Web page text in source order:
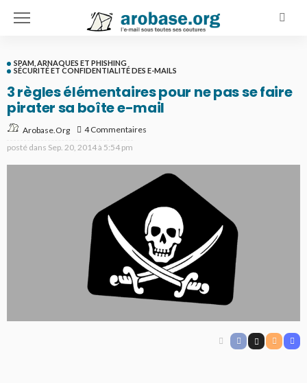
SPAM, ARNAQUES ET PHISHING
SÉCURITÉ ET CONFIDENTIALITÉ DES E-MAILS
3 règles élémentaires pour ne pas se faire
pirater sa boîte e-mail
Arobase.org
4 Commentaires
posté dans Sep. 20, 2014 à 5:54 pm